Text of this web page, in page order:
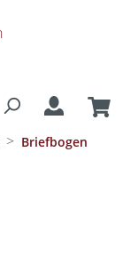
> Briefbogen